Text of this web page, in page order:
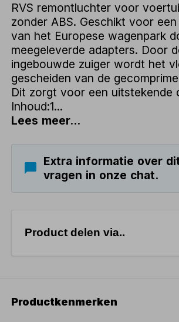
RVS remontluchter voor
zonder ABS. Geschikt voor
van het Europese wagenpark
meegeleverde adapters. Door
ingebouwde zuiger wordt het
gescheiden van de
Dit zorgt voor een uitstekende
Inhoud:1...
Lees meer...
Extra informatie over
vragen in onze chat.
Product delen via..
Productkenmerken